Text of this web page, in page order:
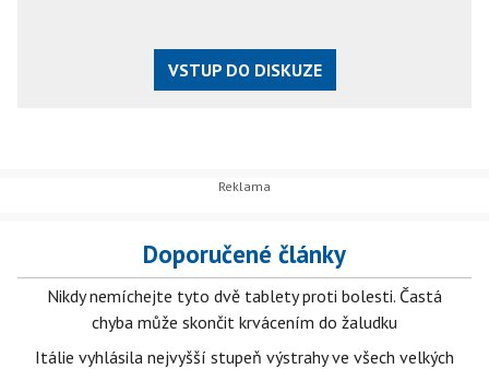
VSTUP DO DISKUZE
Doporučené články
Nikdy nemíchejte tyto dvě tablety proti bolesti. Častá
chyba může skončit krvácením do žaludku
Itálie vyhlásila nejvyšší stupeň výstrahy ve všech velkých